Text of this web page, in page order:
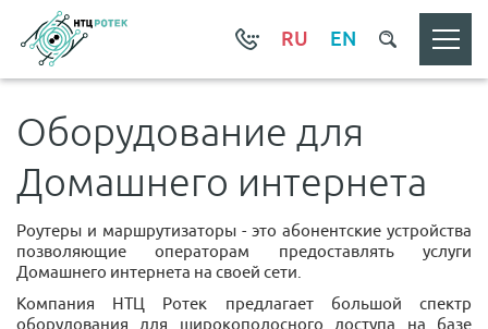
RU EN
Оборудование для
Домашнего интернета
Роутеры и маршрутизаторы - это абонентские устройства
позволяющие операторам предоставлять услуги
Домашнего интернета на своей сети.
Компания НТЦ Ротек предлагает большой спектр
оборудования для широкополосного доступа на базе